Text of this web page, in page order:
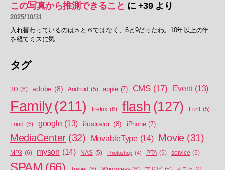
この写真から推測できること に +39より
2025/10/31
入れ替わっているのは５と６ではなく、6と9だったわ。10年以上の年
を経てミスに気…
タグ
3D (6) adobe (8) Android (5) apple (7) CMS (17) Event (13)
Family(211) firefox (6) flash (127) Font (5)
Food (6) google (13) illustrator (8) iPhone (7)
MediaCenter (32) MovableType (14) Movie (31)
MP3 (6) myson (14) NAS (5) Photoshop (4) PTA (5) service (5)